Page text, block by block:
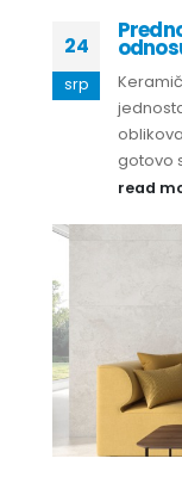
24
srp
gotovo
read